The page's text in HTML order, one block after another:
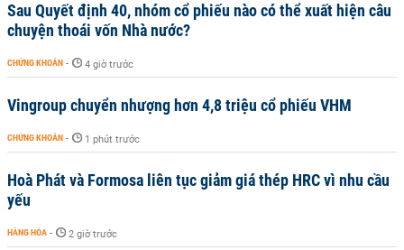
Sau Quyết định 40, nhóm cổ phiếu nào có thể xuất hiện câu
chuyện thoái vốn Nhà nước?
CHỨNG KHOÁN - 4 giờ trước
Vingroup chuyển nhượng hơn 4,8 triệu cổ phiếu VHM
CHỨNG KHOÁN - 1 phút trước
Hoà Phát và Formosa liên tục giảm giá thép HRC vì nhu cầu
yếu
HÀNG HÓA - 2 giờ trước